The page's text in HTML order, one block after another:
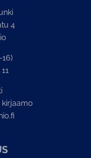
4
kirjaamo